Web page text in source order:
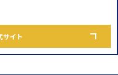
サイト